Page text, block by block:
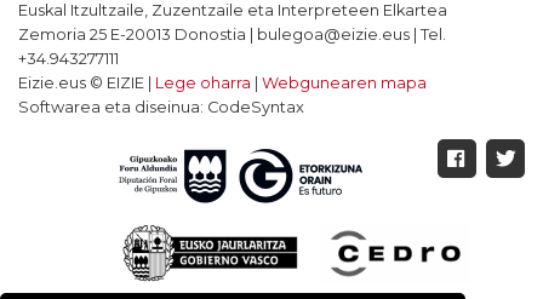
Euskal Itzultzaile, Zuzentzaile eta Interpreteen Elkartea
Zemoria 25 E-20013 Donostia | bulegoa@eizie.eus | Tel.
+34.943277111
Eizie.eus © EIZIE | Lege oharra
Webgunearen mapa
Softwarea eta diseinua: CodeSyntax